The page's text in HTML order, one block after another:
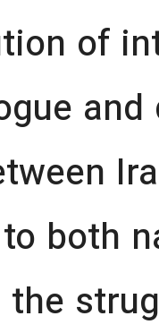
of
both